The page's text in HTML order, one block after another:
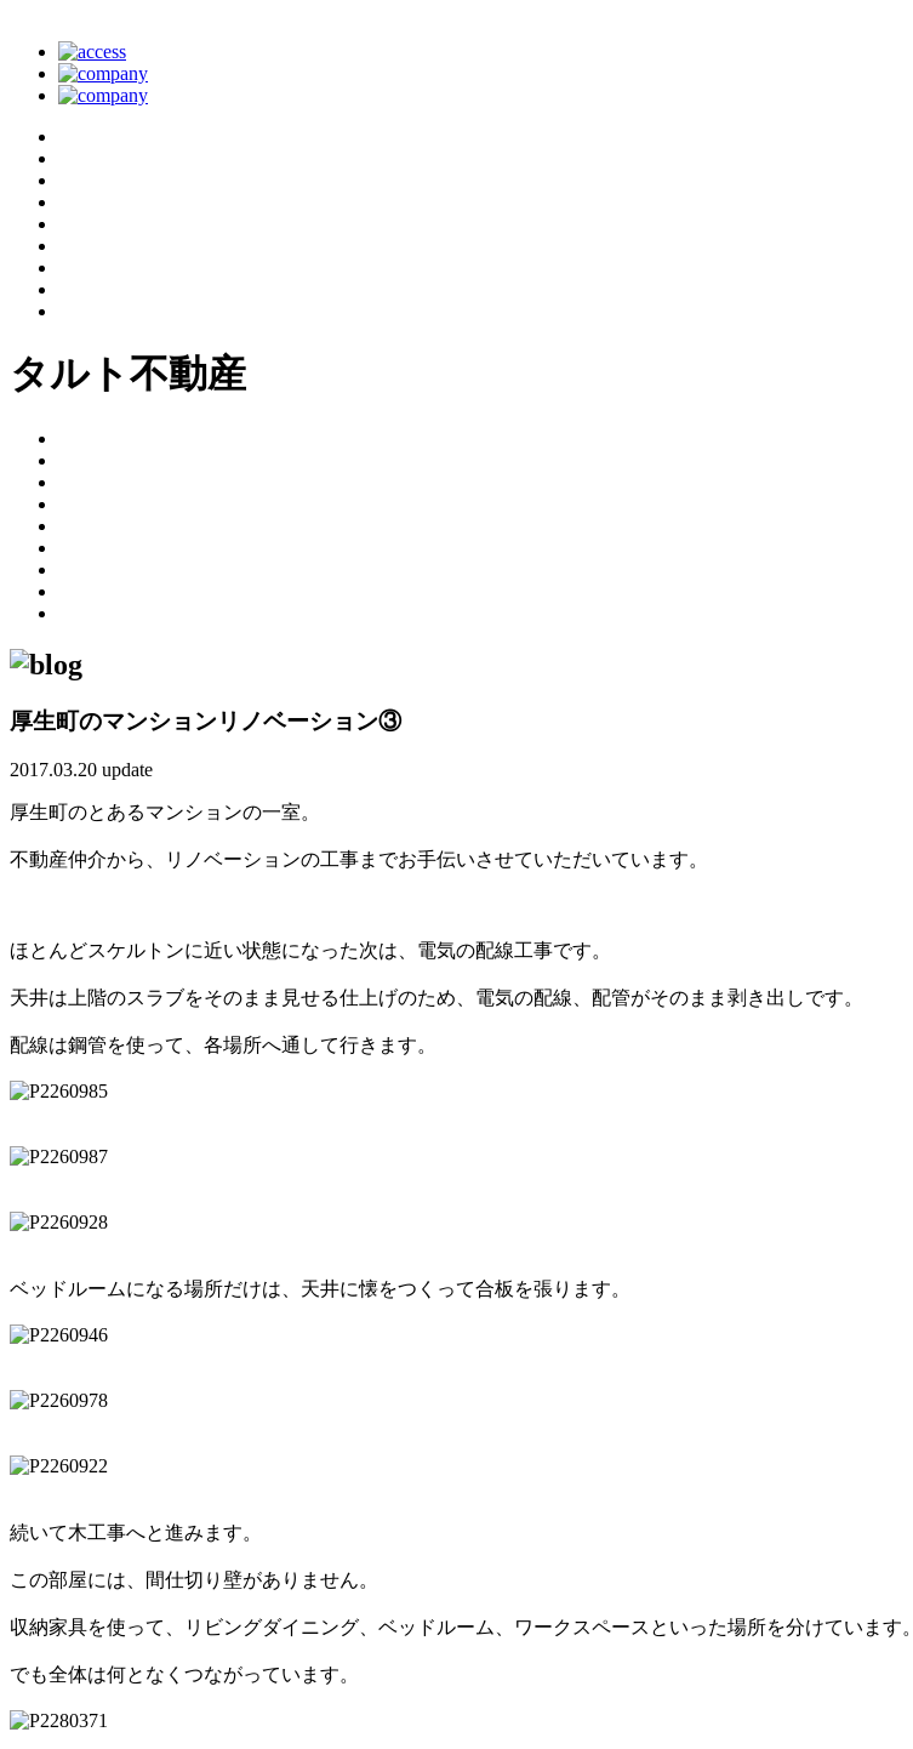
タルト不動産
厚生町のマンションリノベーション③
2017.03.20 update
厚生町のとあるマンションの一室。
不動産仲介から、リノベーションの工事までお手伝いさせていただいています。
ほとんどスケルトンに近い状態になった次は、電気の配線工事です。
天井は上階のスラブをそのまま見せる仕上げのため、電気の配線、配管がそのまま剥き出しです。
配線は鋼管を使って、各場所へ通して行きます。
ベッドルームになる場所だけは、天井に懐をつくって合板を張ります。
続いて木工事へと進みます。
この部屋には、間仕切り壁がありません。
収納家具を使って、リビングダイニング、ベッドルーム、ワークスペースといった場所を分けています。
でも全体は何となくつながっています。